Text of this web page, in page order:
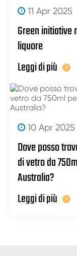
11 Apr 2025
Green initiative
liquore
Leggi di più
10 Apr 2025
Dove posso
di vetro da
Australia?
Leggi di più